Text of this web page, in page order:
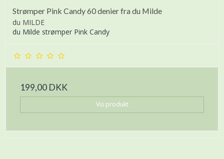
Strømper Pink Candy 60 denier fra du Milde
du MILDE
du Milde strømper Pink Candy
199,00 DKK
Vis produkt